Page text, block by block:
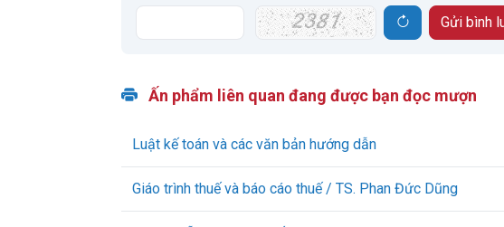
Ấn phẩm liên quan đang được bạn đọc mượn
Luật kế toán và các văn bản hướng dẫn
Giáo trình thuế và báo cáo thuế / TS. Phan Đức Dũng